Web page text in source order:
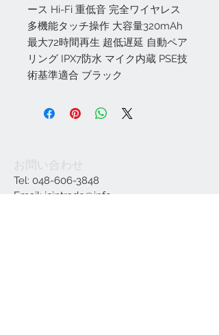
ース Hi-Fi 重低音 完全ワイヤレス
多機能タッチ操作 大容量320mAh
最大72時間再生 超低遅延 自動ペア
リング IPX7防水 マイク内蔵 PSE技
術基準適合 ブラック
お問い合わせ
Tel: 048-606-3848
Email: jcintrade@info-